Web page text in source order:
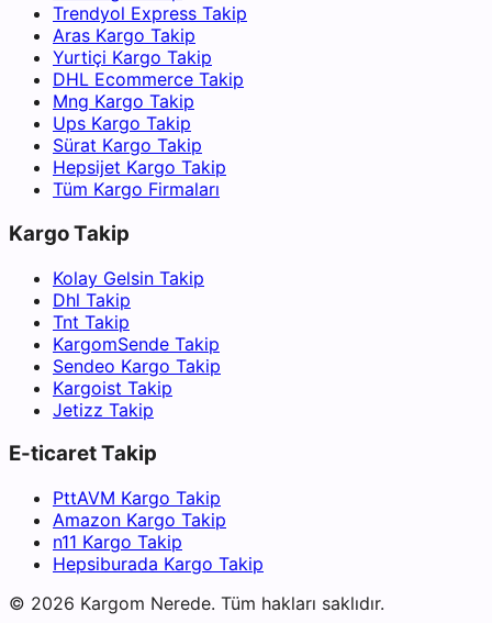
Trendyol Express Takip
Aras Kargo Takip
Yurtiçi Kargo Takip
DHL Ecommerce Takip
Mng Kargo Takip
Ups Kargo Takip
Sürat Kargo Takip
Hepsijet Kargo Takip
Tüm Kargo Firmaları
Kargo Takip
Kolay Gelsin Takip
Dhl Takip
Tnt Takip
KargomSende Takip
Sendeo Kargo Takip
Kargoist Takip
Jetizz Takip
E-ticaret Takip
PttAVM Kargo Takip
Amazon Kargo Takip
n11 Kargo Takip
Hepsiburada Kargo Takip
© 2026 Kargom Nerede. Tüm hakları saklıdır.